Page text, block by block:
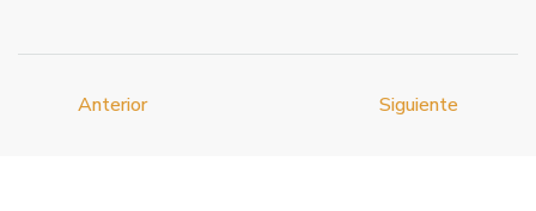
Anterior Siguiente